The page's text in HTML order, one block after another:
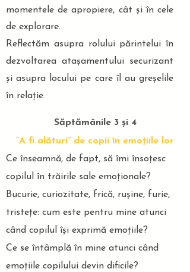
momentele de apropiere, cât și în cele
de explorare.
Reflectăm asupra rolului părintelui în
dezvoltarea atașamentului securizant
și asupra locului pe care îl au greșelile
în relație.
Săptămânile 3 și 4
”A fi alături” de copii în emoțiile lor
Ce înseamnă, de fapt, să îmi însoțesc
copilul în trăirile sale emoționale?
Bucurie, curiozitate, frică, rușine, furie,
tristețe: cum este pentru mine atunci
când copilul își exprimă emoțiile?
Ce se întâmplă în mine atunci când
emoțiile copilului devin dificile?